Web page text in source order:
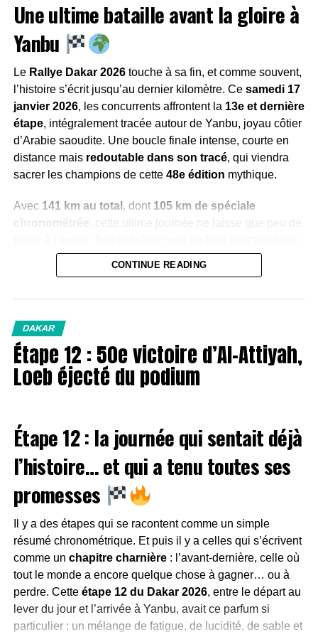
La stratégie de départ
(partir derrière peut
devenir un avantage)
La souffrance invisible du copilote
La hiérarchie des spécialistes, qui se révèle
quand le terrain devient “pur Dakar”
Bref : l’Étape 6, c’était une mini-finale avant la journée de
repos.
Un doublé Dacia qui change la
musique
, et Dacia s’offre sonpremier doublé
sur le Dakar.
Dans la foulée, le Qatarien reprend la tête du général,
Lategan.
Et là, on touche l’essentiel :ce n’est pas qu’une victoire
d’étape
, c’est une bascule psychologique avant le “jour
Pourquoi ce doublé est si important ?
Parce qu’il valide plusieurs choses d’un coup :
La compétitivité du package Dacia
terrain le plus sélectif du rallye-raid (les dunes)
La capacité d’Al-Attiyah à “tuer” une spéciale
sans forcément surjouer le risque
Le retour de Loeb dans la batailleen retrouvant
un terrain où son talent peut s’exprimer pleinement
Un message envoyé à Toyota et Ford
: “dans le
sable, on est là”
Une ultime bataille avant la gloire à
Yanbu
Le Rallye Dakar 2026touche à sa fin, et comme souvent,
l’histoire s’écrit jusqu’au dernier kilomètre. Ce samedi 17
janvier 2026, les concurrents affrontent la 13e et dernière
étape, intégralement tracée autour de Yanbu, joyau côtier
d’Arabie saoudite. Une boucle finale intense, courte en
distance mais redoutable dans son tracé, qui viendra
sacrer les champions de cette 48e édition mythique.
Avec 141 km au total, dont 105 km de spéciale
montagnes, gravette, cailloux, puis la mer Rouge en
toile de fond. Un condensé de Dakar, brut et authentique
Une spéciale en deux actes, entre
montagnes et mer
plan du terrain que du pilotage.
Première partie : la montagne et ses
pièges
Dès le départ depuis Yanbu, les pilotes sont projetés
dans un
décor montagneux , fait de pistes de gravette
de trajectoires piégeuses et de cailloux omniprésents. Ici,
la précision prime sur la vitesse pure.
Les principaux défis de cette première section :
CONTINUE READING
DAKAR
Étape 12 : 50e victoire d’Al-Attiyah,
Loeb éjecté du podium
Étape 12 : la journée qui sentait déjà
l’histoire… et qui a tenu toutes ses
promesses
Il y a des étapes qui se racontent comme un simple
résumé chronométrique. Et puis il y a celles qui s’écrivent
comme un chapitre charnière: l’avant-dernière, celle où
tout le monde a encore quelque chose à gagner… ou à
perdre. Cette étape 12 du Dakar 2026, entre le départ au
lever du jour et l’arrivée à Yanbu, avait ce parfum si
particulier : un mélange de fatigue, de lucidité, de sable et